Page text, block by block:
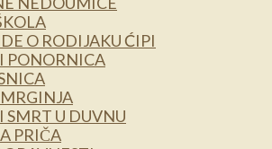
O RODIJAKU ĆIPI
PONORNICA
SMRT U DUVNU
PRIČA